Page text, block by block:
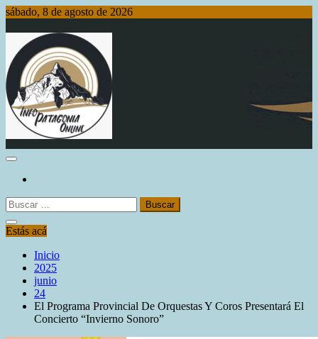
Saltar
contenido
sábado, 8 de agosto de 2026
Info Patagonia Online
Buscar:
Estás acá
Inicio
2025
junio
24
El Programa Provincial De Orquestas Y Coros Presentará El
Concierto “Invierno Sonoro”